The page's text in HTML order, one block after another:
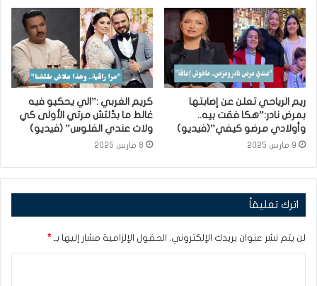
ريم الرياحي تعلن عن إصابتها
بمرض نادر:”هكا فقت بيه..
وأولادي مرضو كيفي”(فيديو)
9 مارس 2025
كريم الغربي :”الي يحكيو فيه
غالط ما بدّلتش مرتي الأولى كي
ولات عندي الفلوس” (فيديو)
8 مارس 2025
اترك تعليقاً
لن يتم نشر عنوان بريدك الإلكتروني. الحقول الإلزامية مشار إليها بـ *